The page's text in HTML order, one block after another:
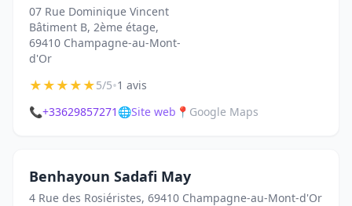
07 Rue Dominique Vincent
Bâtiment B, 2ème étage,
69410 Champagne-au-Mont-
d'Or
★★★★★5/5•1 avis
📞+33629857271 🌐Site web 📍 Google Maps
Benhayoun Sadafi May
4 Rue des Rosiéristes, 69410 Champagne-au-Mont-d'Or